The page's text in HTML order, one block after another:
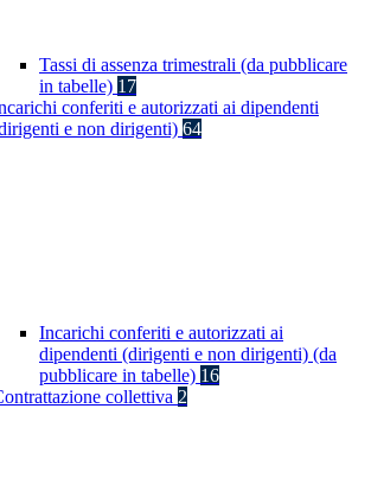
Tassi di assenza trimestrali (da pubblicare
in tabelle) 17
conferiti e autorizzati ai dipendenti
e non dirigenti) 64
Incarichi conferiti e autorizzati ai
dipendenti (dirigenti e non dirigenti) (da
pubblicare in tabelle) 16
collettiva 2